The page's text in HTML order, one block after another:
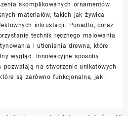
skomplikowanych ornamentów
materiałów, takich jak żywica
inkrustacji. Ponadto, coraz
technik ręcznego malowania
i utleniania drewna, które
wygląd. Innowacyjne sposoby
pozwalają na stworzenie unikatowych
są zarówno funkcjonalne, jak i